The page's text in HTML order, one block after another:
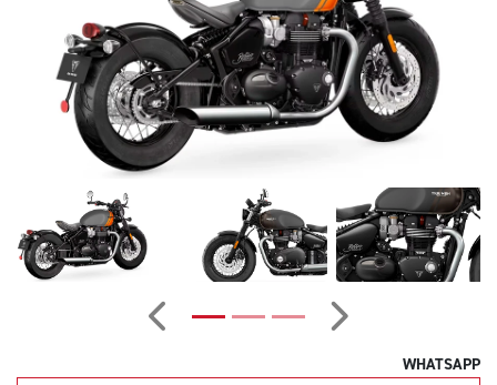
Anterior
Anterior Próximo
WHATSAPP